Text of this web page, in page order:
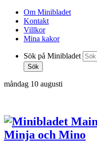
Om Minibladet
Kontakt
Villkor
Mina kakor
Sök på Minibladet
Sök
måndag 10 augusti
Hoppa
innehållet